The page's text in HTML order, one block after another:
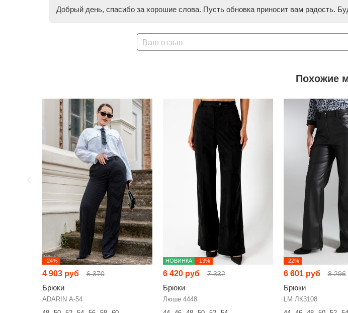
Добрый день, спасибо за хорошие слова. Пусть обновка приносит вам радость.
Ваш отзыв
Похожие
-24%
4 903 руб 6 370
Брюки
ADARIN А-54
НОВИНКА -13%
6 420 руб 7 332
Брюки
Люше 4448
-22%
6 601 руб 8 296
Брюки
LM ЛК3108